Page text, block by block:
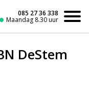
085 27 36 338
Maandag 8.30 uur
DeStem